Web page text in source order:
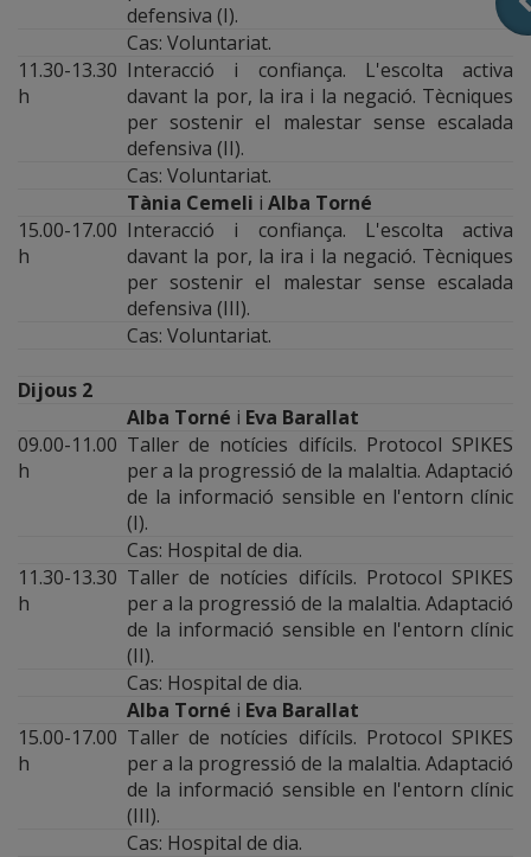
defensiva (I).
Cas: Voluntariat.
11.30-13.30
h
Interacció i confiança. L'escolta activa
davant la por, la ira i la negació. Tècniques
per sostenir el malestar sense escalada
defensiva (II).
Cas: Voluntariat.
Tània Cemeli i Alba Torné
15.00-17.00
h
Interacció i confiança. L'escolta activa
davant la por, la ira i la negació. Tècniques
per sostenir el malestar sense escalada
defensiva (III).
Cas: Voluntariat.
Dijous 2
Alba Torné i Eva Barallat
09.00-11.00
h
Taller de notícies difícils. Protocol SPIKES
per a la progressió de la malaltia. Adaptació
de la informació sensible en l'entorn clínic
(I).
Cas: Hospital de dia.
11.30-13.30
h
Taller de notícies difícils. Protocol SPIKES
per a la progressió de la malaltia. Adaptació
de la informació sensible en l'entorn clínic
(II).
Cas: Hospital de dia.
Alba Torné i Eva Barallat
15.00-17.00
h
Taller de notícies difícils. Protocol SPIKES
per a la progressió de la malaltia. Adaptació
de la informació sensible en l'entorn clínic
(III).
Cas: Hospital de dia.